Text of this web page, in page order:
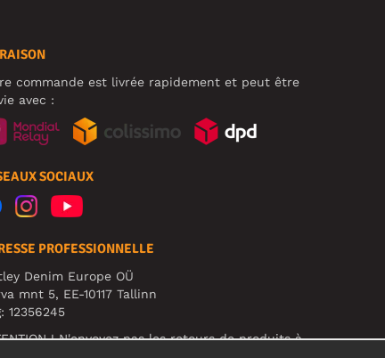
commande est livrée rapidement et peut être
avec :
SOCIAUX
PROFESSIONNELLE
Denim Europe OÜ
mnt 5, EE-10117 Tallinn
12356245
! N'envoyez pas les retours de produits à